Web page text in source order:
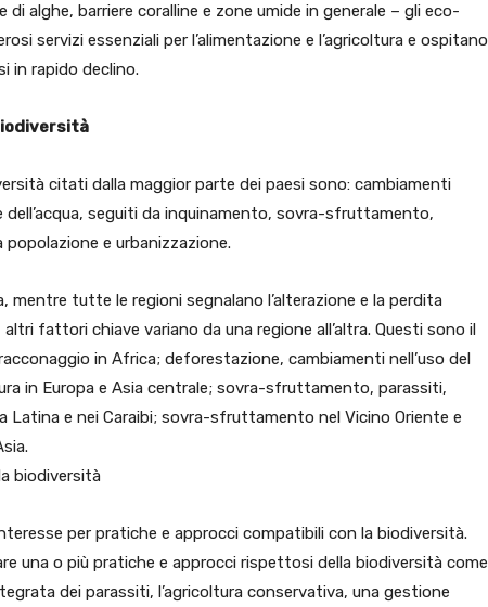
alghe, barriere coralline e zone umide in generale – gli eco-
servizi essenziali per l’alimentazione e l’agricoltura e ospitano
in rapido declino.
citati dalla maggior parte dei paesi sono: cambiamenti
dell’acqua, seguiti da inquinamento, sovra-sfruttamento,
e urbanizzazione.
mentre tutte le regioni segnalano l’alterazione e la perdita
fattori chiave variano da una regione all’altra. Questi sono il
in Africa; deforestazione, cambiamenti nell’uso del
in Europa e Asia centrale; sovra-sfruttamento, parassiti,
Latina e nei Caraibi; sovra-sfruttamento nel Vicino Oriente e
biodiversità
per pratiche e approcci compatibili con la biodiversità.
una o più pratiche e approcci rispettosi della biodiversità come
dei parassiti, l’agricoltura conservativa, una gestione